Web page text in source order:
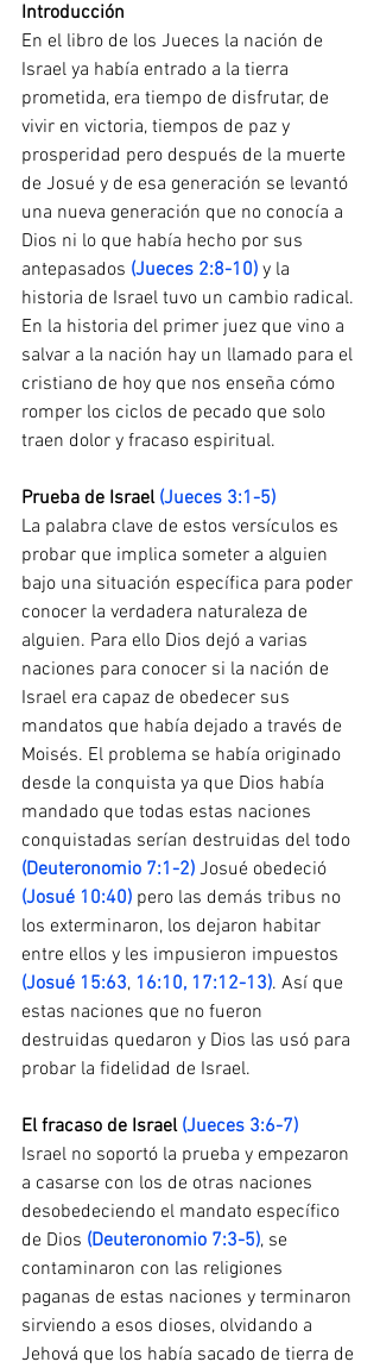
Introducción
En el libro de los Jueces la nación de
Israel ya había entrado a la tierra
prometida, era tiempo de disfrutar, de
vivir en victoria, tiempos de paz y
prosperidad pero después de la muerte
de Josué y de esa generación se levantó
una nueva generación que no conocía a
Dios ni lo que había hecho por sus
antepasados (Jueces 2:8-10) y la
historia de Israel tuvo un cambio radical.
En la historia del primer juez que vino a
salvar a la nación hay un llamado para el
cristiano de hoy que nos enseña cómo
romper los ciclos de pecado que solo
traen dolor y fracaso espiritual.
Prueba​ ​de​ ​Israel​ (Jueces 3:1-5)
La palabra clave de estos versículos es
probar que implica someter a alguien
bajo una situación específica para poder
conocer la verdadera naturaleza de
alguien. Para ello Dios dejó a varias
naciones para conocer si la nación de
Israel era capaz de obedecer sus
mandatos que había dejado a través de
Moisés. El problema se había originado
desde la conquista ya que Dios había
mandado que todas estas naciones
conquistadas serían destruidas del todo
(Deuteronomio 7:1-2) Josué obedeció
(Josué 10:40) pero las demás tribus no
los exterminaron, los dejaron habitar
entre ellos y les impusieron impuestos
(Josué 15:63, 16:10, 17:12-13). Así que
estas naciones que no fueron
destruidas quedaron y Dios las usó para
probar la fidelidad de Israel.
El​ ​fracaso​ ​de​ ​Israel​ ​ (Jueces 3:6-7)
Israel no soportó la prueba y empezaron
a casarse con los de otras naciones
desobedeciendo el mandato específico
de Dios (Deuteronomio 7:3-5), se
contaminaron con las religiones
paganas de estas naciones y terminaron
sirviendo a esos dioses, olvidando a
Jehová que los había sacado de tierra de